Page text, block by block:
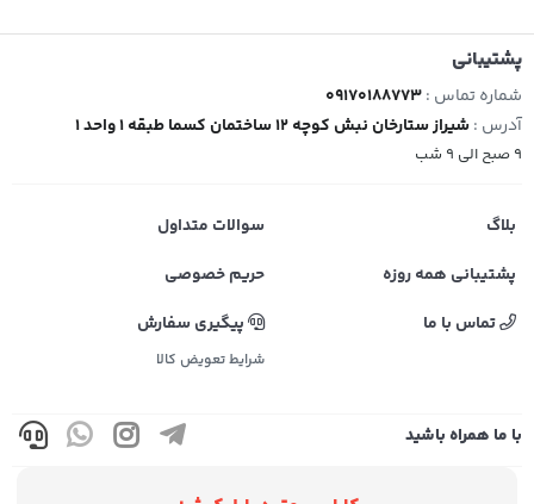
پشتیبانی
شماره تماس :09170188773
آدرس :شیراز ستارخان نبش کوچه 12 ساختمان کسما طبقه 1 واحد 1
9 صبح الی 9 شب
بلاگ
سوالات متداول
پشتیبانی همه روزه
حریم خصوصی
تماس با ما
پیگیری سفارش
شرایط تعویض کالا
با ما همراه باشید